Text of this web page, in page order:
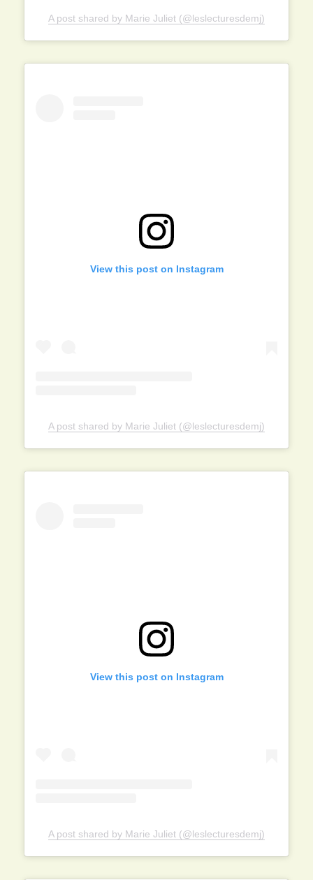
A post shared by Marie Juliet (@leslecturesdemj)
View this post on Instagram
A post shared by Marie Juliet (@leslecturesdemj)
View this post on Instagram
A post shared by Marie Juliet (@leslecturesdemj)